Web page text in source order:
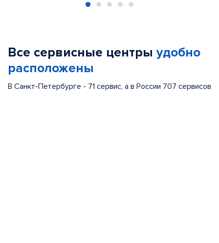
Все сервисные центры удобно
расположены
В Санкт-Петербурге - 71 сервис, а в России 707 сервисов